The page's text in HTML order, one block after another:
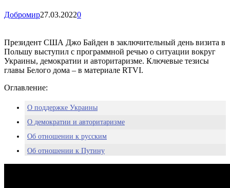
Добромир27.03.20220
Президент США Джо Байден в заключительный день визита в
Польшу выступил с программной речью о ситуации вокруг
Украины, демократии и авторитаризме. Ключевые тезисы
главы Белого дома – в материале RTVI.
Оглавление:
О поддержке Украины
О демократии и авторитаризме
Об отношении к русским
Об отношении к Путину
О целях США и НАТО